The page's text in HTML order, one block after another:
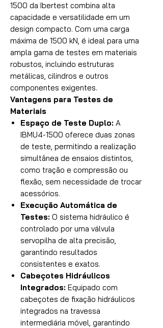
1500 da Ibertest combina alta
capacidade e versatilidade em um
design compacto. Com uma carga
máxima de 1500 kN, é ideal para uma
ampla gama de testes em materiais
robustos, incluindo estruturas
metálicas, cilindros e outros
componentes exigentes.
Vantagens para Testes de
Materiais
Espaço de Teste Duplo: A
IBMU4-1500 oferece duas zonas
de teste, permitindo a realização
simultânea de ensaios distintos,
como tração e compressão ou
flexão, sem necessidade de trocar
acessórios.
Execução Automática de
Testes: O sistema hidráulico é
controlado por uma válvula
servopilha de alta precisão,
garantindo resultados
consistentes e exatos.
Cabeçotes Hidráulicos
Integrados: Equipado com
cabeçotes de fixação hidráulicos
integrados na travessa
intermediária móvel, garantindo